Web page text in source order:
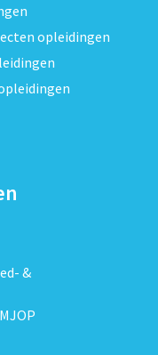
opleidingen
&